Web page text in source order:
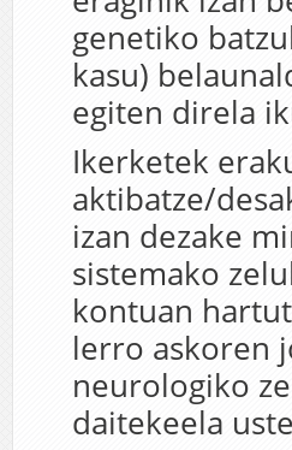
genetiko
kasu)
egiten direla
Ikerketek
aktibatze/
izan dezake
sistemako
kontuan
lerro askoren
neurologiko
daitekeela